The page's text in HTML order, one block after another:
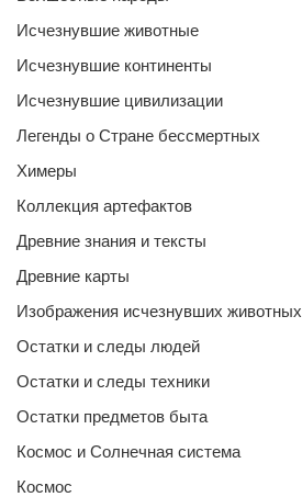
Исчезнувшие животные
Исчезнувшие континенты
Исчезнувшие цивилизации
Легенды о Стране бессмертных
Химеры
Коллекция артефактов
Древние знания и тексты
Древние карты
Изображения исчезнувших животных
Остатки и следы людей
Остатки и следы техники
Остатки предметов быта
Космос и Солнечная система
Космос